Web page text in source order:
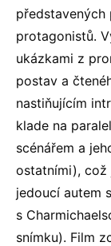
představených
protagonistů.
ukázkami z
postav a
nastiňujícím
klade na
scénářem a
ostatními), což
jedoucí autem
s
snímku). Film